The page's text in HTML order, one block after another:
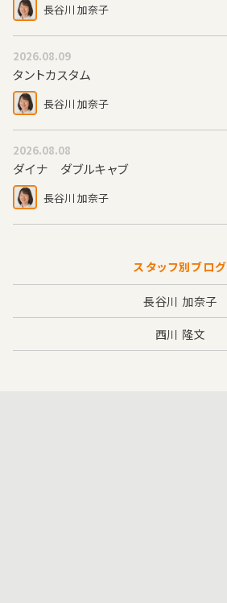
長谷川 加奈子
2026.08.09
タントカスタム
長谷川 加奈子
2026.08.08
ダイナ ダブルキャブ
長谷川 加奈子
スタッフ別ブログ
長谷川 加奈子
西川 隆文